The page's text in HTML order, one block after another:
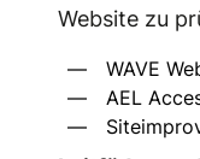
Website zu
WAVE
AEL